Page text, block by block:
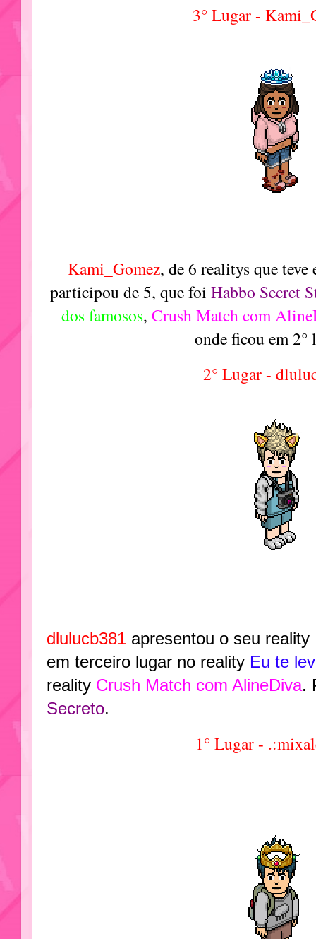
3° Lugar -
Kami_Gomez, de 6 realitys que teve
participou de 5, que foi Habbo Secret
dos famosos,Crush Match com
onde ficou em
2° Lugar -
dlulucb381 apresentou o seu reality
em terceiro lugar no reality Eu te
reality Crush Match com AlineDiva.
Secreto.
1° Lugar -